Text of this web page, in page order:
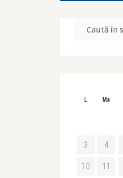
L Ma
3 4
10 11